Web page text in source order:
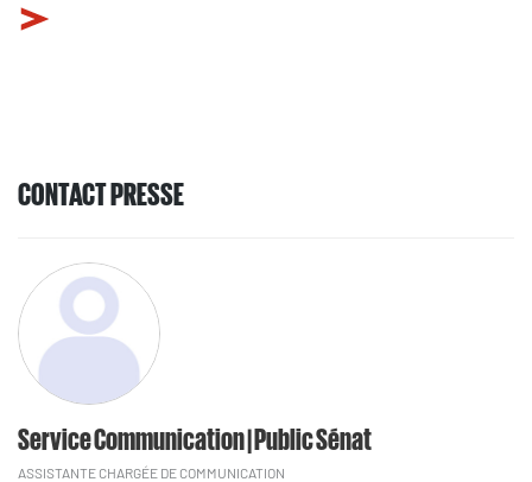
CONTACT PRESSE
Service Communication | Public Sénat
ASSISTANTE CHARGÉE DE COMMUNICATION